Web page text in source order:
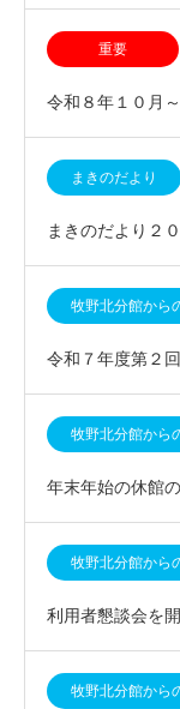
重要
令和８年１０月
館集会室）
まきのだより
まきのだより２
牧野北分館から
令和７年度第２
果について
牧野北分館から
年末年始の休館
牧野北分館から
利用者懇談会を
牧野北分館から